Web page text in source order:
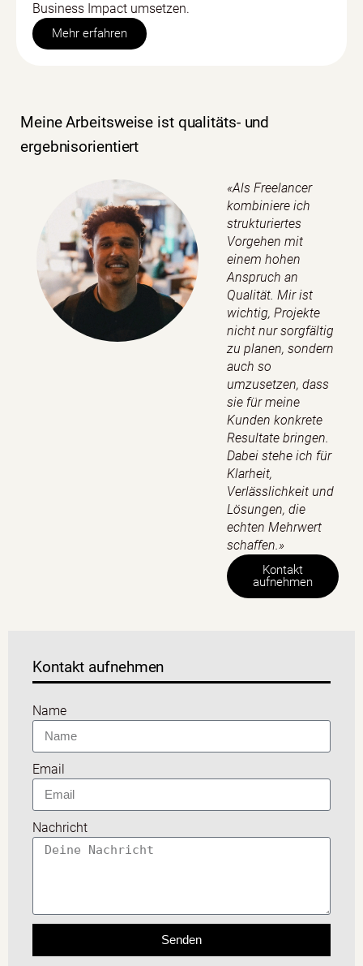
Business Impact umsetzen.
Mehr erfahren
Meine Arbeitsweise ist qualitäts- und
ergebnisorientiert
«Als Freelancer
kombiniere ich
strukturiertes
Vorgehen mit
einem hohen
Anspruch an
Qualität. Mir ist
wichtig, Projekte
nicht nur sorgfältig
zu planen, sondern
auch so
umzusetzen, dass
sie für meine
Kunden konkrete
Resultate bringen.
Dabei stehe ich für
Klarheit,
Verlässlichkeit und
Lösungen, die
echten Mehrwert
schaffen.»
Kontakt
aufnehmen
Kontakt aufnehmen
Name
Email
Nachricht
Senden